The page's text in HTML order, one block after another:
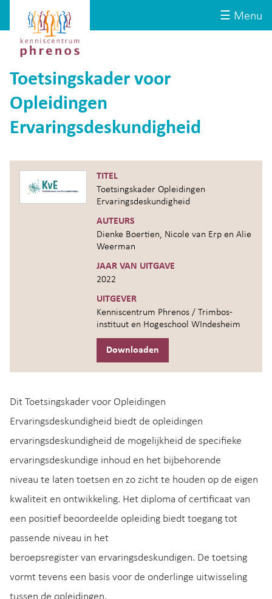
☰ Menu
Kenniscentrum
Phrenos
website
Toetsingskader voor
Opleidingen
Ervaringsdeskundigheid
TITEL
Toetsingskader Opleidingen
Ervaringsdeskundigheid
AUTEURS
Dienke Boertien, Nicole van Erp en Alie
Weerman
JAAR VAN UITGAVE
2022
UITGEVER
Kenniscentrum Phrenos / Trimbos-
instituut en Hogeschool WIndesheim
Downloaden
Dit Toetsingskader voor Opleidingen
Ervaringsdeskundigheid biedt de opleidingen
ervaringsdeskundigheid de mogelijkheid de specifieke
ervaringsdeskundige inhoud en het bijbehorende
niveau te laten toetsen en zo zicht te houden op de eigen
kwaliteit en ontwikkeling. Het diploma of certificaat van
een positief beoordeelde opleiding biedt toegang tot
passende niveau in het
beroepsregister van ervaringsdeskundigen. De toetsing
vormt tevens een basis voor de onderlinge uitwisseling